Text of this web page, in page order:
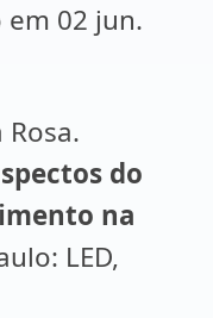
em 02 jun.
Rosa.
do
na
LED,